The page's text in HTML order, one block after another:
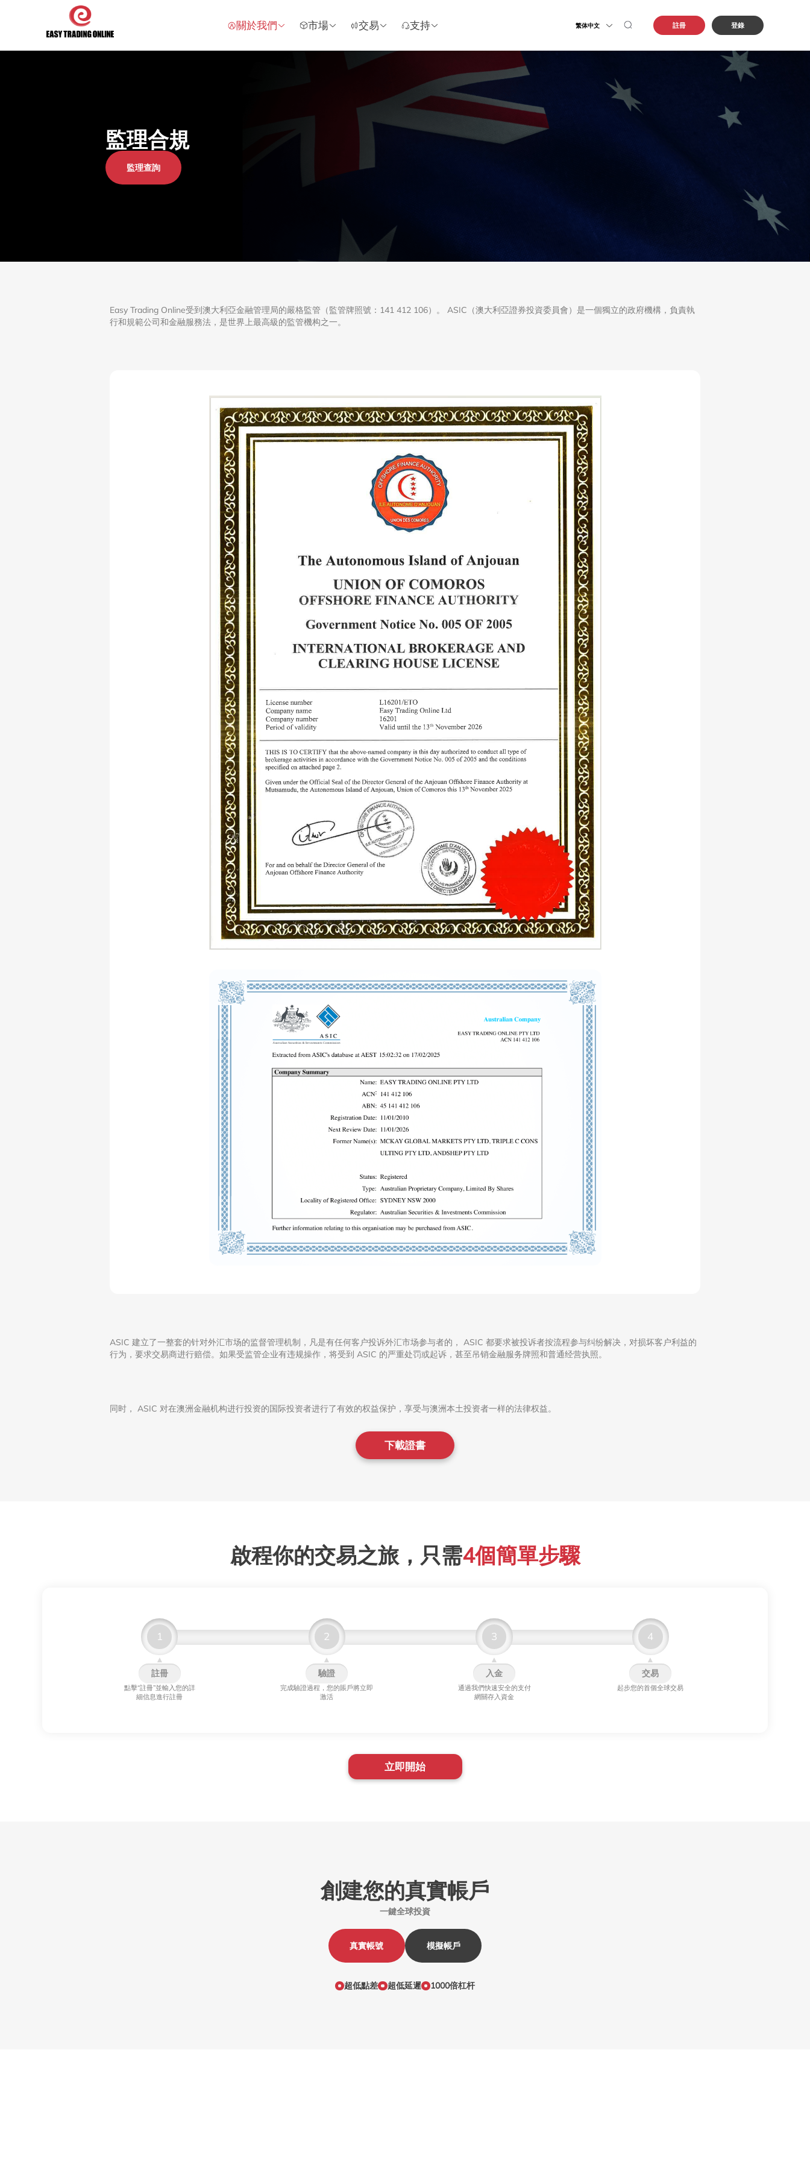
關於我們 市場 交易 支持 繁体中文 註冊 登錄
監理合規
監理查詢
Easy Trading Online受到澳大利亞金融管理局的嚴格監管（監管牌照號：141 412 106）。 ASIC（澳大利亞證券投資委員會）是一個獨立的政府機構，負責執
行和規範公司和金融服務法，是世界上最高級的監管機构之一。
ASIC 建立了一整套的针对外汇市场的监督管理机制，凡是有任何客户投诉外汇市场参与者的， ASIC 都要求被投诉者按流程参与纠纷解决，对损坏客户利益的
行为，要求交易商进行赔偿。如果受监管企业有违规操作，将受到 ASIC 的严重处罚或起诉，甚至吊销金融服务牌照和普通经营执照。
同时， ASIC 对在澳洲金融机构进行投资的国际投资者进行了有效的权益保护，享受与澳洲本土投资者一样的法律权益。
下載證書
啟程你的交易之旅，只需4個簡單步驟
1
▲
註冊
點擊“註冊”並輸入您的詳
細信息進行註冊
2
▲
驗證
完成驗證過程，您的賬戶將立即
激活
3
▲
入金
通過我們快速安全的支付
網關存入資金
4
▲
交易
起步您的首個全球交易
立即開始
創建您的真實帳戶
一鍵全球投資
真實帳號 模擬帳戶
超低點差 超低延遲 1000倍杠杆